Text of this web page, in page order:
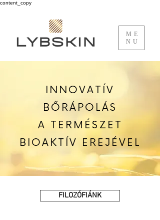
content_copy
ME
NU
INNOVATÍV
BŐRÁPOLÁS
A TERMÉSZET
BIOAKTÍV EREJÉVEL
FILOZÓFIÁNK